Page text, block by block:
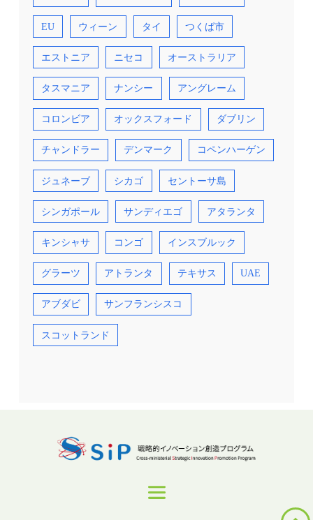
EU ウィーン タイ つくば市
エストニア ニセコ オーストラリア
タスマニア ナンシー アングレーム
コロンビア オックスフォード ダブリン
チャンドラー デンマーク コペンハーゲン
ジュネーブ シカゴ セントーサ島
シンガポール サンディエゴ アタランタ
キンシャサ コンゴ インスブルック
グラーツ アトランタ テキサス UAE
アブダビ サンフランシスコ
スコットランド